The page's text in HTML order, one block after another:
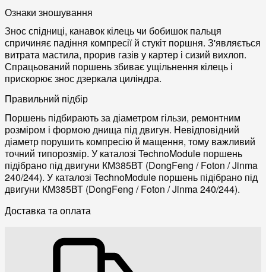
Ознаки зношування
Знос спідниці, канавок кілець чи бобишок пальця
спричиняє падіння компресії й стукіт поршня. З'являється
витрата мастила, прорив газів у картер і сизий вихлоп.
Спрацьований поршень збиває ущільнення кілець і
прискорює знос дзеркала циліндра.
Правильний підбір
Поршень підбирають за діаметром гільзи, ремонтним
розміром і формою днища під двигун. Невідповідний
діаметр порушить компресію й мащення, тому важливий
точний типорозмір. У каталозі TechnoModule поршень
підібрано під двигуни КМ385ВТ (DongFeng / Foton / Jinma
240/244). У каталозі TechnoModule поршень підібрано під
двигуни КМ385ВТ (DongFeng / Foton / Jinma 240/244).
Доставка та оплата